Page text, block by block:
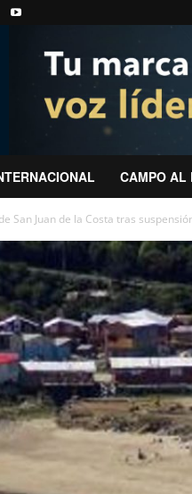
CAMPO AL
San Juan de la Costa tras